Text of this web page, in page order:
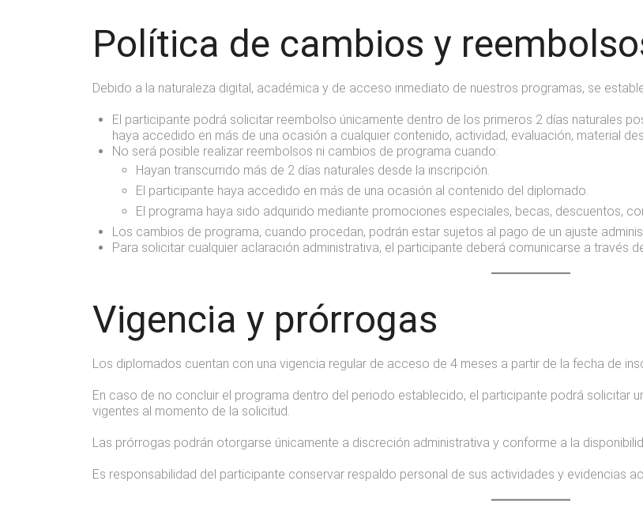
Política de cambios y
Debido a la naturaleza digital, académica y de acceso inmediato de nuestros programas, se
El participante podrá solicitar reembolso únicamente dentro de los primeros 2 días naturales
haya accedido en más de una ocasión a cualquier contenido, actividad, evaluación, material
No será posible realizar reembolsos ni cambios de programa cuando:
Hayan transcurrido más de 2 días naturales desde la inscripción.
El participante haya accedido en más de una ocasión al contenido del diplomado.
El programa haya sido adquirido mediante promociones especiales, becas, descuentos,
Los cambios de programa, cuando procedan, podrán estar sujetos al pago de un ajuste
Para solicitar cualquier aclaración administrativa, el participante deberá comunicarse a través
Vigencia y prórrogas
Los diplomados cuentan con una vigencia regular de acceso de 4 meses a partir de la fecha de
En caso de no concluir el programa dentro del periodo establecido, el participante podrá
vigentes al momento de la solicitud.
Las prórrogas podrán otorgarse únicamente a discreción administrativa y conforme a la
Es responsabilidad del participante conservar respaldo personal de sus actividades y evidencias